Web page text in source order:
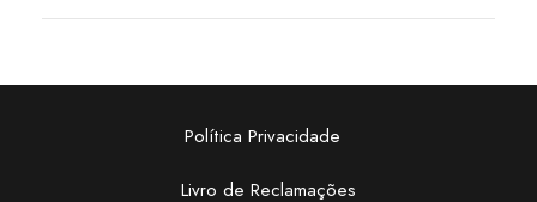
Política Privacidade
Livro de Reclamações